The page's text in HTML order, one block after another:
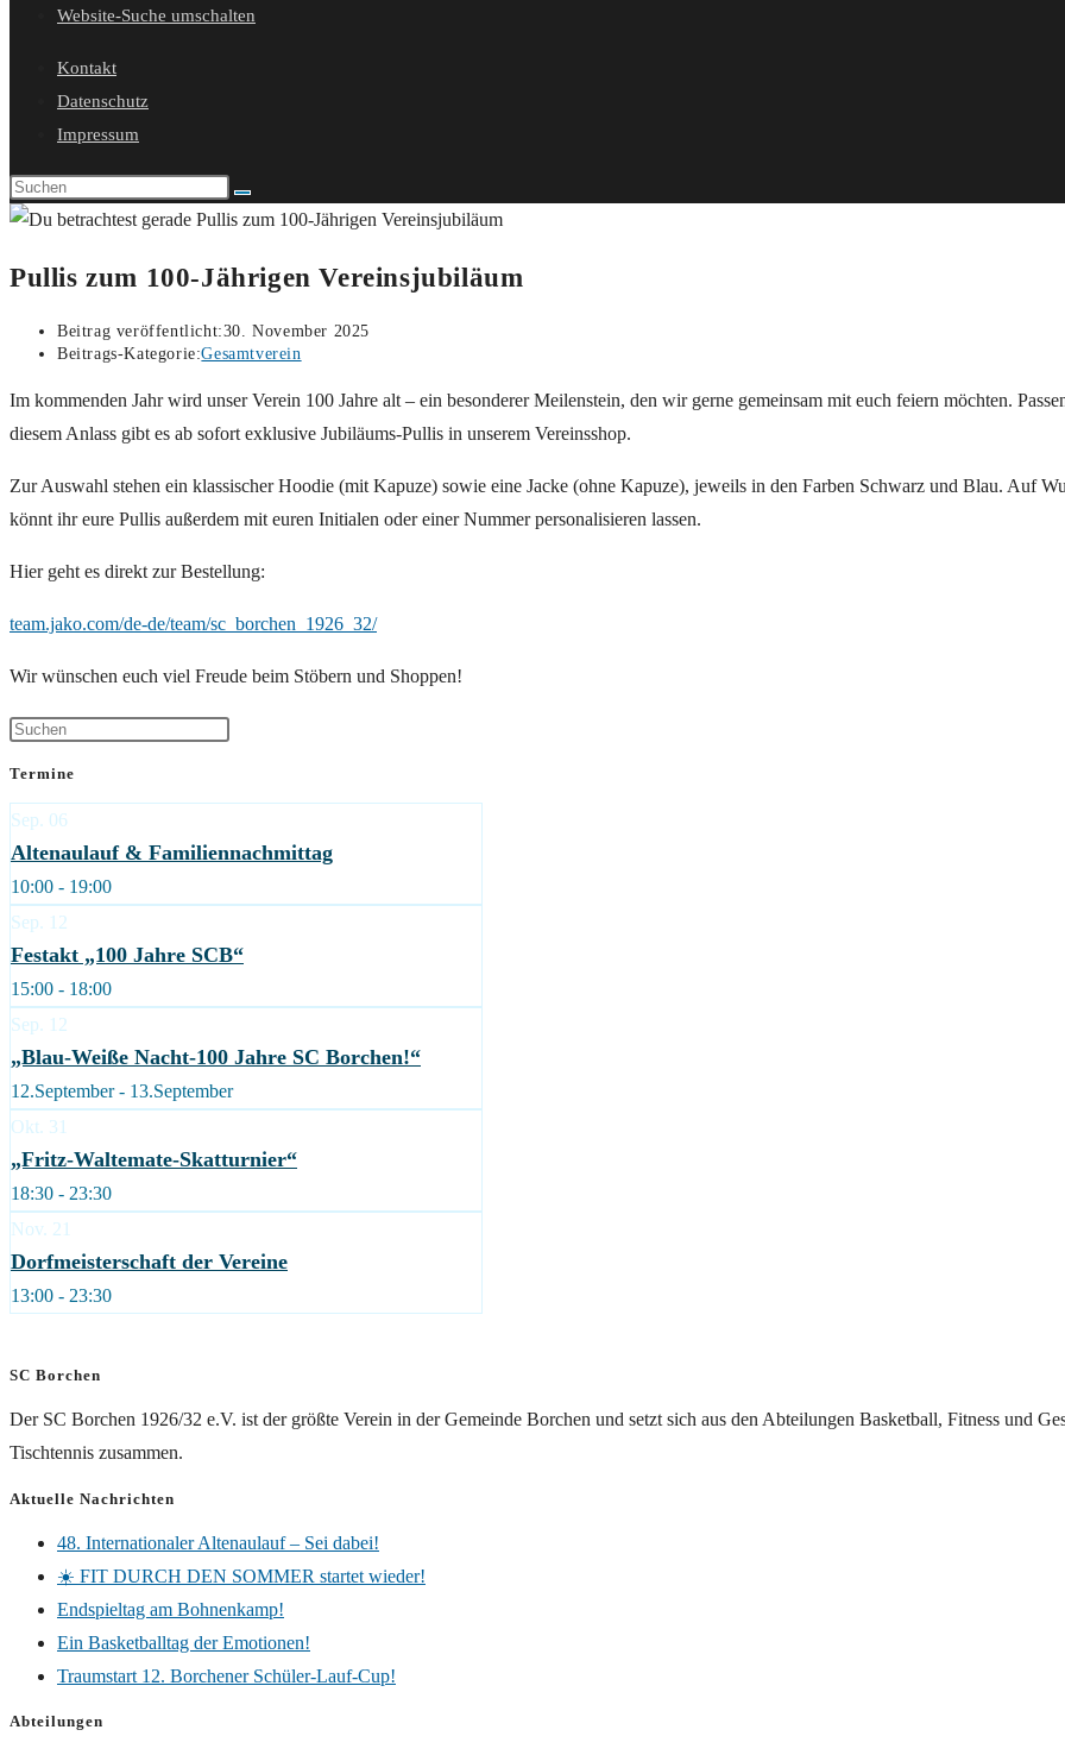
Website-Suche umschalten
Kontakt
Datenschutz
Impressum
Pullis zum 100-Jährigen Vereinsjubiläum
Beitrag veröffentlicht:30. November 2025
Beitrags-Kategorie:Gesamtverein
Im kommenden Jahr wird unser Verein 100 Jahre alt – ein besonderer Meilenstein, den wir gerne gemeinsam mit euch feiern möchten.
diesem Anlass gibt es ab sofort exklusive Jubiläums-Pullis in unserem Vereinsshop.
Zur Auswahl stehen ein klassischer Hoodie (mit Kapuze) sowie eine Jacke (ohne Kapuze), jeweils in den Farben Schwarz und Blau. Auf
könnt ihr eure Pullis außerdem mit euren Initialen oder einer Nummer personalisieren lassen.
Hier geht es direkt zur Bestellung:
team.jako.com/de-de/team/sc_borchen_1926_32/
Wir wünschen euch viel Freude beim Stöbern und Shoppen!
Termine
Sep. 06
Altenaulauf & Familiennachmittag
10:00 - 19:00
Sep. 12
Festakt „100 Jahre SCB“
15:00 - 18:00
Sep. 12
„Blau-Weiße Nacht-100 Jahre SC Borchen!“
12.September - 13.September
Okt. 31
„Fritz-Waltemate-Skatturnier“
18:30 - 23:30
Nov. 21
Dorfmeisterschaft der Vereine
13:00 - 23:30
SC Borchen
Der SC Borchen 1926/32 e.V. ist der größte Verein in der Gemeinde Borchen und setzt sich aus den Abteilungen Basketball, Fitness und
Tischtennis zusammen.
Aktuelle Nachrichten
48. Internationaler Altenaulauf – Sei dabei!
☀️ FIT DURCH DEN SOMMER startet wieder!
Endspieltag am Bohnenkamp!
Ein Basketballtag der Emotionen!
Traumstart 12. Borchener Schüler-Lauf-Cup!
Abteilungen